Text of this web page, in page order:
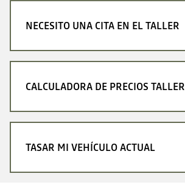
NECESITO UNA CITA EN EL TALLER
CALCULADORA DE PRECIOS TALLER
TASAR MI VEHÍCULO ACTUAL